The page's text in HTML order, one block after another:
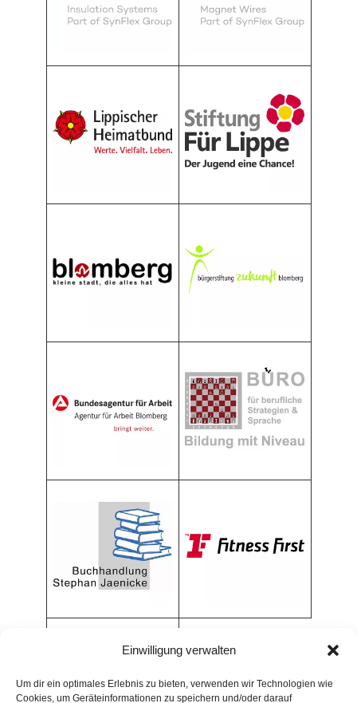
Einwilligung verwalten
Um dir ein optimales Erlebnis zu bieten, verwenden wir Technologien wie
Cookies, um Geräteinformationen zu speichern und/oder darauf